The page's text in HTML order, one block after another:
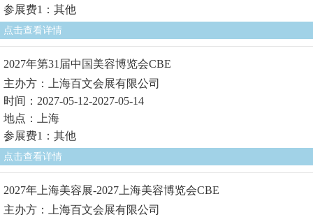
参展费1：其他
点击查看详情
2027年第31届中国美容博览会CBE
主办方：上海百文会展有限公司
时间：2027-05-12-2027-05-14
地点：上海
参展费1：其他
点击查看详情
2027年上海美容展-2027上海美容博览会CBE
主办方：上海百文会展有限公司